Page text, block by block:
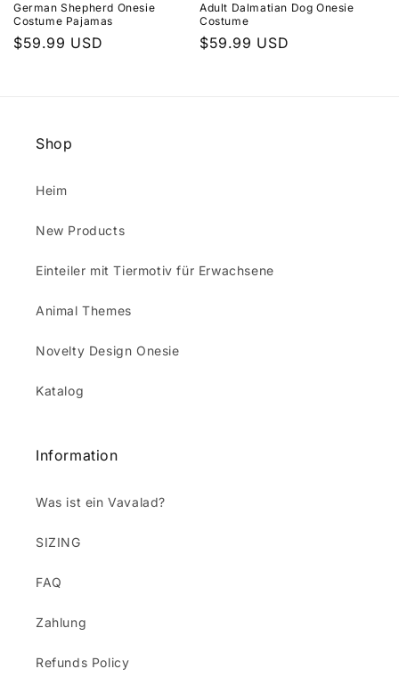
German Shepherd Onesie
Costume Pajamas
Normaler
$59.99 USD
Adult Dalmatian Dog Onesie
Costume
Normaler
$59.99 USD
Shop
Heim
New Products
Einteiler mit Tiermotiv für Erwachsene
Animal Themes
Novelty Design Onesie
Katalog
Information
Was ist ein Vavalad?
SIZING
FAQ
Zahlung
Refunds Policy